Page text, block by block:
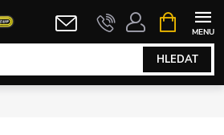
HLEDAT
NÁKUPNÍ
KOŠÍK